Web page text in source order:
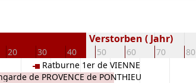
20 30 40 50 60 70 80
Verstorben ( Jahr)
de PROVENCE de PONTHIEU
Ratburne 1er de VIENNE